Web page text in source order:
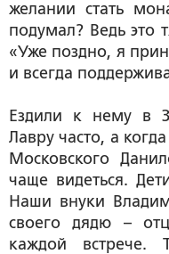
желании стать
подумал? Ведь это
«Уже поздно, я
и всегда
Ездили к нему в
Лавру часто, а
Московского
чаще видеться.
Наши внуки
своего дядю –
каждой встрече.